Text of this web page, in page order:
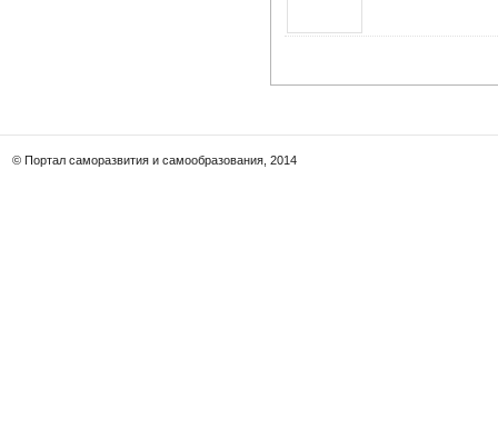
© Портал саморазвития и самообразования, 2014